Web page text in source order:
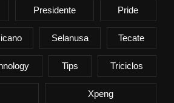
Presidente Pride
Selanusa Tecate
Tips Triciclos
Xpeng